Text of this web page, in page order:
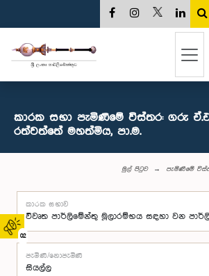
02
කාරක සභා පැමිණීමේ විස්තර: ගරු
රත්වත්තේ මහත්මිය, පා.ම.
මුල් පිටුව පැමිණීමේ
කාරක සභාව
පැමිණි/නොපැමිණි